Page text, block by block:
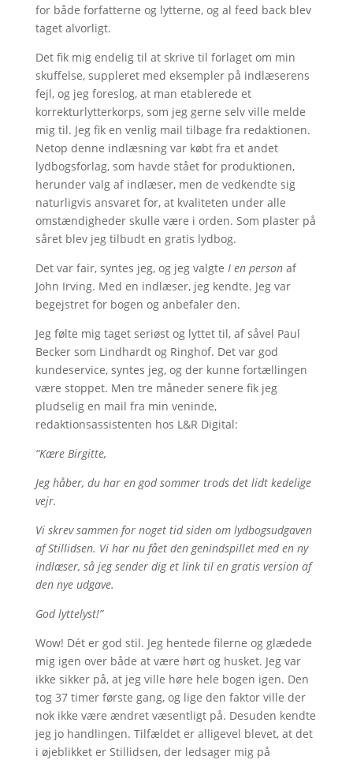
for både forfatterne og lytterne, og al feed back blev
taget alvorligt.
Det fik mig endelig til at skrive til forlaget om min
skuffelse, suppleret med eksempler på indlæserens
fejl, og jeg foreslog, at man etablerede et
korrekturlytterkorps, som jeg gerne selv ville melde
mig til. Jeg fik en venlig mail tilbage fra redaktionen.
Netop denne indlæsning var købt fra et andet
lydbogsforlag, som havde stået for produktionen,
herunder valg af indlæser, men de vedkendte sig
naturligvis ansvaret for, at kvaliteten under alle
omstændigheder skulle være i orden. Som plaster på
såret blev jeg tilbudt en gratis lydbog.
Det var fair, syntes jeg, og jeg valgte I en personaf
John Irving. Med en indlæser, jeg kendte. Jeg var
begejstret for bogen og anbefaler den.
Jeg følte mig taget seriøst og lyttet til, af såvel Paul
Becker som Lindhardt og Ringhof. Det var god
kundeservice, syntes jeg, og der kunne fortællingen
være stoppet. Men tre måneder senere fik jeg
pludselig en mail fra min veninde,
redaktionsassistenten hos L&R Digital:
“Kære Birgitte,
Jeg håber, du har en god sommer trods det lidt kedelige
vejr.
Vi skrev sammen for noget tid siden om lydbogsudgaven
af Stillidsen. Vi har nu fået den genindspillet med en ny
indlæser, så jeg sender dig et link til en gratis version af
den nye udgave.
God lyttelyst!”
Wow! Dét er god stil. Jeg hentede filerne og glædede
mig igen over både at være hørt og husket. Jeg var
ikke sikker på, at jeg ville høre hele bogen igen. Den
tog 37 timer første gang, og lige den faktor ville der
nok ikke være ændret væsentligt på. Desuden kendte
jeg jo handlingen. Tilfældet er alligevel blevet, at det
i øjeblikket er Stillidsen, der ledsager mig på